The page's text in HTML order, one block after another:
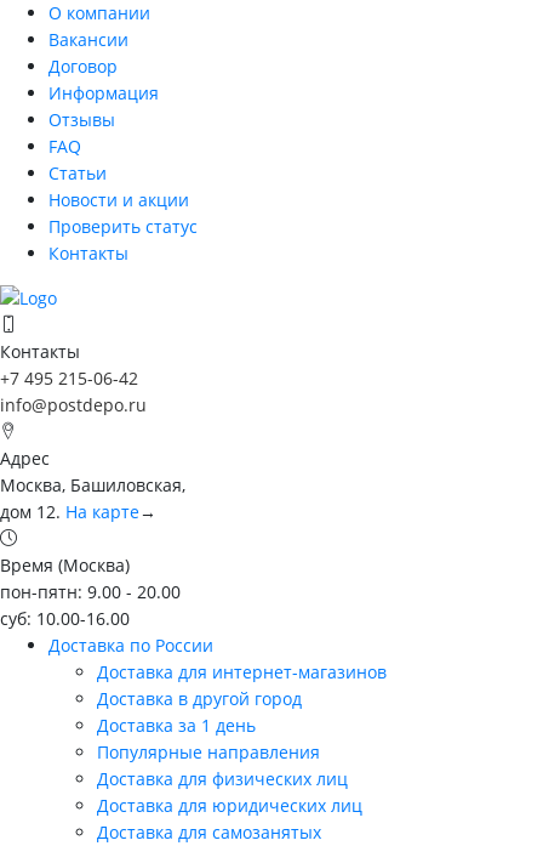
О компании
Вакансии
Договор
Информация
Отзывы
FAQ
Статьи
Новости и акции
Проверить статус
Контакты
Контакты
+7 495 215-06-42
info@postdepo.ru
Адрес
Москва, Башиловская,
дом 12. На карте→
Время (Москва)
пон-пятн: 9.00 - 20.00
суб: 10.00-16.00
Доставка по России
Доставка для интернет-магазинов
Доставка в другой город
Доставка за 1 день
Популярные направления
Доставка для физических лиц
Доставка для юридических лиц
Доставка для самозанятых